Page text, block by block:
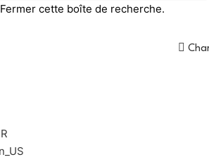
Fermer cette boîte de recherche.